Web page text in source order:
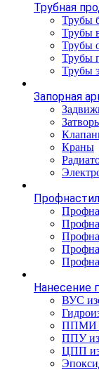
Трубная
Трубы
Трубы
Трубы
Трубы
Трубы
Запорная
Краны
Профнастил
Нанесение
ВУС
ППМИ
ППУ
ЦПП